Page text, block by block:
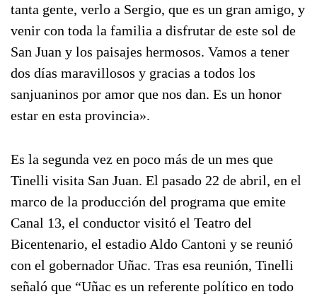
tanta gente, verlo a Sergio, que es un gran amigo, y
venir con toda la familia a disfrutar de este sol de
San Juan y los paisajes hermosos. Vamos a tener
dos días maravillosos y gracias a todos los
sanjuaninos por amor que nos dan. Es un honor
estar en esta provincia».
Es la segunda vez en poco más de un mes que
Tinelli visita San Juan. El pasado 22 de abril, en el
marco de la producción del programa que emite
Canal 13, el conductor visitó el Teatro del
Bicentenario, el estadio Aldo Cantoni y se reunió
con el gobernador Uñac. Tras esa reunión, Tinelli
señaló que “Uñac es un referente político en todo